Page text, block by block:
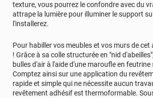
texture, vous pourrez le confondre avec du
attrape la lumière pour illuminer le support
l'installerez.
Pour habiller vos meubles et vos murs de cet
! Grâce à sa colle structurée en "nid
bulles d'air à l'aide d'une maroufle en
Comptez ainsi sur une application du
rapide et simple qui ne nécessite aucun
revêtement adhésif est thermoformable.